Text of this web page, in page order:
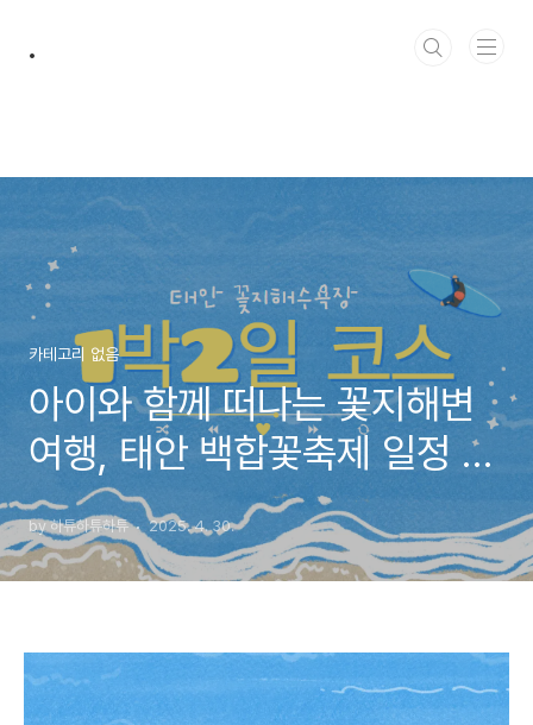
.
카테고리 없음
아이와 함께 떠나는 꽃지해변
여행, 태안 백합꽃축제 일정 총
정리!
by 하튜하튜하튜 2025. 4. 30.